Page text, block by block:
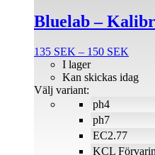
Bluelab –
135 SEK – 150 SEK
till
ph4
ph7
EC2.77
KCL
I lager
Kan skickas idag
Välj variant:
produkten
har
varianter.
olika
alternativen